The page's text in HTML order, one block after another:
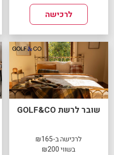
לרכישה
שובר לרשת GOLF&CO
לרכישה ב-₪165
בשווי ₪200